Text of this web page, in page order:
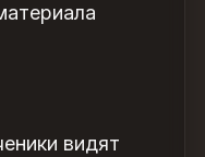
видят